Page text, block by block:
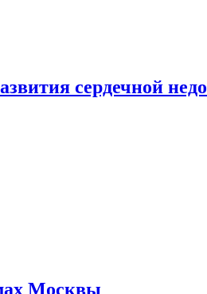
сердечной
Москвы